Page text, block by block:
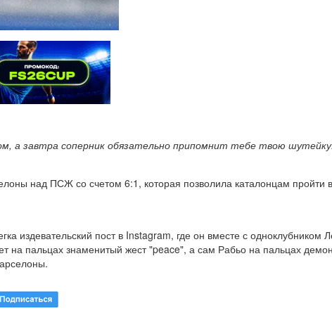
а завтра соперник обязательно припомнит тебе твою шутейку.
над ПСЖ со счетом 6:1, которая позволила каталонцам пройти
издевательский пост в Instagram, где он вместе с одноклубником
на пальцах знаменитый жест "peace", а сам Рабьо на пальцах